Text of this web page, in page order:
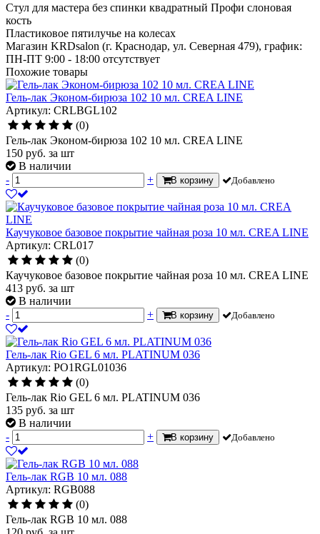
Стул для мастера без спинки квадратный Профи слоновая
кость
Пластиковое пятилучье на колесах
Магазин KRDsalon (г. Краснодар, ул. Северная 479), график:
ПН-ПТ 9:00 - 18:00 отсутствует
Похожие товары
Гель-лак Эконом-бирюза 102 10 мл. CREA LINE
Артикул: CRLBGL102
(0)
Гель-лак Эконом-бирюза 102 10 мл. CREA LINE
150 руб. за шт
В наличии
-
+ В корзину Добавлено
Каучуковое базовое покрытие чайная роза 10 мл. CREA LINE
Артикул: CRL017
(0)
Каучуковое базовое покрытие чайная роза 10 мл. CREA LINE
413 руб. за шт
В наличии
-
+ В корзину Добавлено
Гель-лак Rio GEL 6 мл. PLATINUM 036
Артикул: PO1RGL01036
(0)
Гель-лак Rio GEL 6 мл. PLATINUM 036
135 руб. за шт
В наличии
-
+ В корзину Добавлено
Гель-лак RGB 10 мл. 088
Артикул: RGB088
(0)
Гель-лак RGB 10 мл. 088